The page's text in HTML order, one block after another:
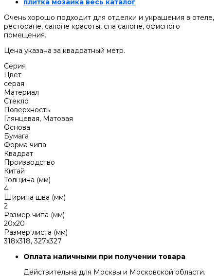
плитка мозаика весь каталог
Очень хорошо подходит для отделки и украшения в отеле,
ресторане, салоне красоты, спа салоне, офисного
помещения.
Цена указана за квадратный метр.
Серия
Цвет
серая
Материал
Стекло
Поверхность
Глянцевая, Матовая
Основа
Бумага
Форма чипа
Квадрат
Производство
Китай
Толщина (мм)
4
Ширина шва (мм)
2
Размер чипа (мм)
20x20
Размер листа (мм)
318x318, 327x327
Оплата наличными при получении товара
Действительна для Москвы и Московской области.